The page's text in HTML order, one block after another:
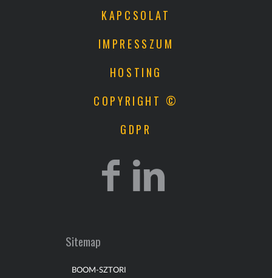
KAPCSOLAT
IMPRESSZUM
HOSTING
COPYRIGHT ©
GDPR
Sitemap
BOOM-SZTORI